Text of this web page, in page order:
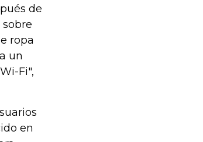
de
ropa
un
Fi",
en